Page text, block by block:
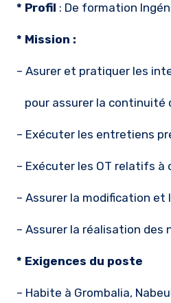
* Profil : De formation
* Mission :
– Asurer et pratiquer les
pour assurer la continuité
– Exécuter les entretiens
– Exécuter les OT relatifs
– Assurer la modification et
– Assurer la réalisation des
* Exigences du poste
– Habite à Grombalia,